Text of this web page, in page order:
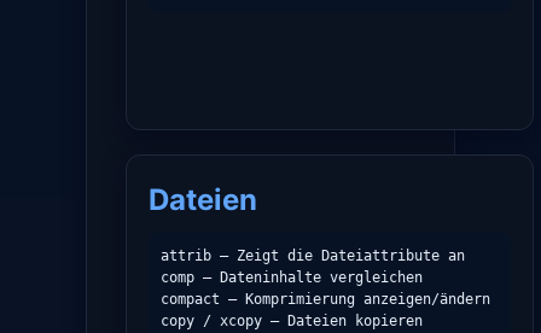
Dateien
attrib – Zeigt die Dateiattribute an
comp – Dateninhalte vergleichen
compact – Komprimierung anzeigen/ändern
copy / xcopy – Dateien kopieren